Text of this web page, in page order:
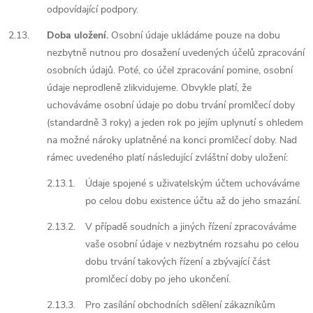
odpovídající podpory.
2.13.
Doba uložení. Osobní údaje ukládáme pouze na dobu
nezbytně nutnou pro dosažení uvedených účelů zpracování
osobních údajů. Poté, co účel zpracování pomine, osobní
údaje neprodleně zlikvidujeme. Obvykle platí, že
uchováváme osobní údaje po dobu trvání promlčecí doby
(standardně 3 roky) a jeden rok po jejím uplynutí s ohledem
na možné nároky uplatněné na konci promlčecí doby. Nad
rámec uvedeného platí následující zvláštní doby uložení:
2.13.1.
Údaje spojené s uživatelským účtem uchováváme
po celou dobu existence účtu až do jeho smazání.
2.13.2.
V případě soudních a jiných řízení zpracováváme
vaše osobní údaje v nezbytném rozsahu po celou
dobu trvání takových řízení a zbývající část
promlčecí doby po jeho ukončení.
2.13.3.
Pro zasílání obchodních sdělení zákazníkům